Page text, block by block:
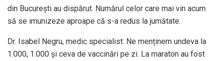
din București au dispărut. Numărul celor care mai vin acum
să se imunizeze aproape că s-a redus la jumătate.
Dr. Isabel Negru, medic specialist: Ne menținem undeva la
1.000, 1.000 și ceva de vaccinări pe zi. La maraton au fost